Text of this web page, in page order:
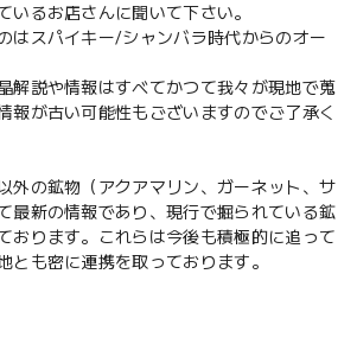
いるお店さんに聞いて下さい。
はスパイキー/シャンバラ時代からのオー
解説や情報はすべてかつて我々が現地で蒐
報が古い可能性もございますのでご了承く
外の鉱物（アクアマリン、ガーネット、サ
最新の情報であり、現行で掘られている鉱
おります。これらは今後も積極的に追って
とも密に連携を取っております。